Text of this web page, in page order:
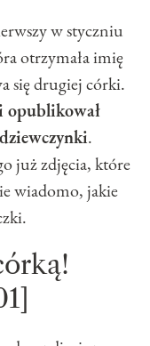
w styczniu
otrzymała imię
się drugiej córki.
opublikował
.
już zdjęcia, które
wiadomo, jakie